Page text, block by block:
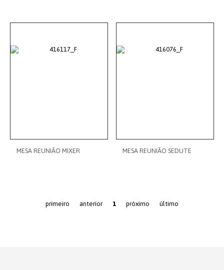
MESA REUNIÃO MIXER MESA REUNIÃO SEDUTE
primeiro anterior 1 próximo último